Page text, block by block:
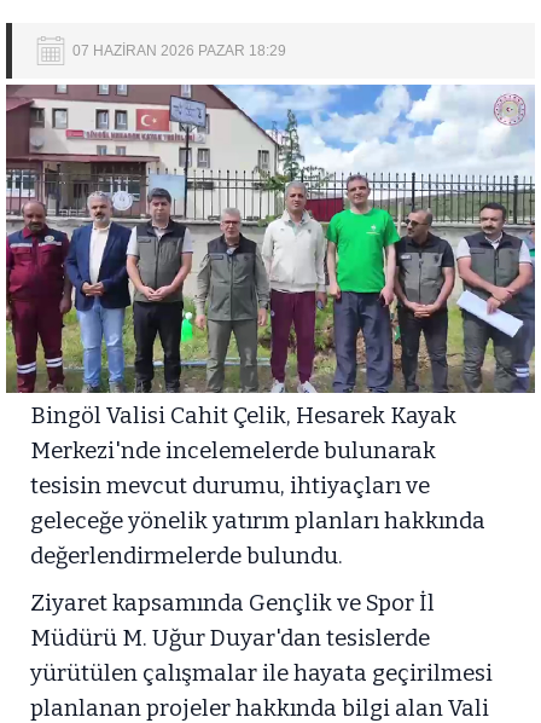
07 HAZİRAN 2026 PAZAR 18:29
Bingöl Valisi Cahit Çelik, Hesarek Kayak
Merkezi'nde incelemelerde bulunarak
tesisin mevcut durumu, ihtiyaçları ve
geleceğe yönelik yatırım planları hakkında
değerlendirmelerde bulundu.
Ziyaret kapsamında Gençlik ve Spor İl
Müdürü M. Uğur Duyar'dan tesislerde
yürütülen çalışmalar ile hayata geçirilmesi
planlanan projeler hakkında bilgi alan Vali